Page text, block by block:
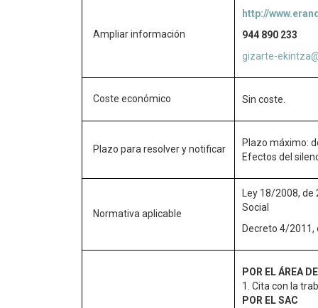
Ampliar información
http://
944 890 233
gizarte-
Coste económico Sin coste.
Plazo para resolver y notificar
Plazo máximo:
Efectos del
Normativa aplicable
Ley 18/2008,
Social
Decreto 4/2011,
POR EL ÁREA
1. Cita con la
POR EL SAC